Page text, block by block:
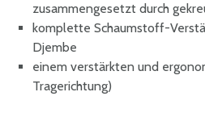
zusammengesetzt durch
komplette Schaumstoff-
Djembe
einem verstärkten und
Tragerichtung)